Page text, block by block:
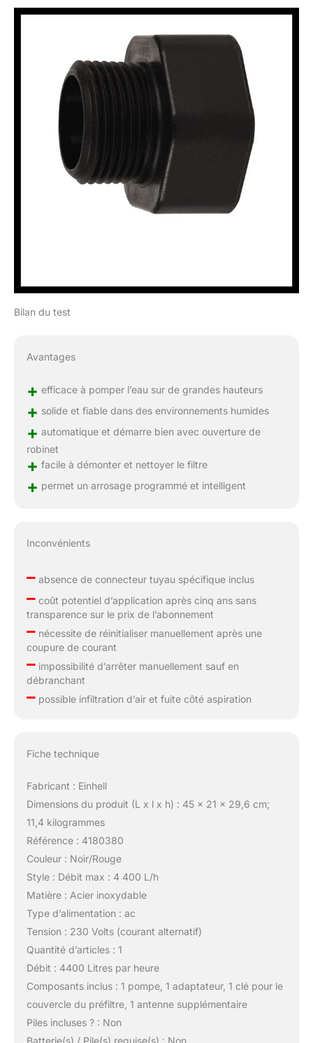
Bilan du test
Avantages
+ efficace à pomper l’eau sur de grandes hauteurs
+ solide et fiable dans des environnements humides
+ automatique et démarre bien avec ouverture de
robinet
+ facile à démonter et nettoyer le filtre
+ permet un arrosage programmé et intelligent
Inconvénients
–absence de connecteur tuyau spécifique inclus
–coût potentiel d’application après cinq ans sans
transparence sur le prix de l’abonnement
–nécessite de réinitialiser manuellement après une
coupure de courant
–impossibilité d’arrêter manuellement sauf en
débranchant
–possible infiltration d’air et fuite côté aspiration
Fiche technique
Fabricant : Einhell
Dimensions du produit (L x l x h) : 45 x 21 x 29,6 cm;
11,4 kilogrammes
Référence : 4180380
Couleur : Noir/Rouge
Style : Débit max : 4 400 L/h
Matière : Acier inoxydable
Type d’alimentation : ac
Tension : 230 Volts (courant alternatif)
Quantité d’articles : 1
Débit : 4400 Litres par heure
Composants inclus : 1 pompe, 1 adaptateur, 1 clé pour le
couvercle du préfiltre, 1 antenne supplémentaire
Piles incluses ? : Non
Batterie(s) / Pile(s) requise(s) : Non